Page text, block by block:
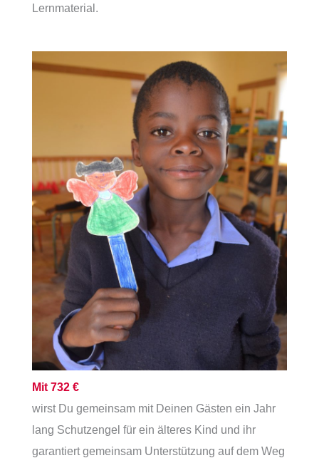
Lernmaterial.
Mit 732 €
wirst Du gemeinsam mit Deinen Gästen ein Jahr
lang Schutzengel für ein älteres Kind und ihr
garantiert gemeinsam Unterstützung auf dem Weg